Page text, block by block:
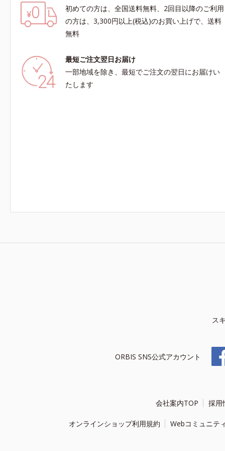
初めての方は、全国送料無料、2回目以降のご利用
の方は、3,300円以上(税込)のお買い上げで、送料
無料
最短ご注文翌日お届け
一部地域を除き、最短でご注文の翌日にお届けい
たします
ス
ORBIS SNS公式アカウント
会社案内TOP 採用
オンラインショップ利用規約 Webコミュニテ